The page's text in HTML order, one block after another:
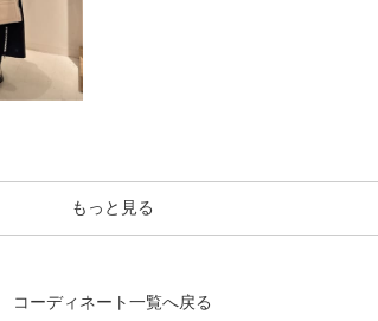
もっと見る
コーディネート一覧へ戻る